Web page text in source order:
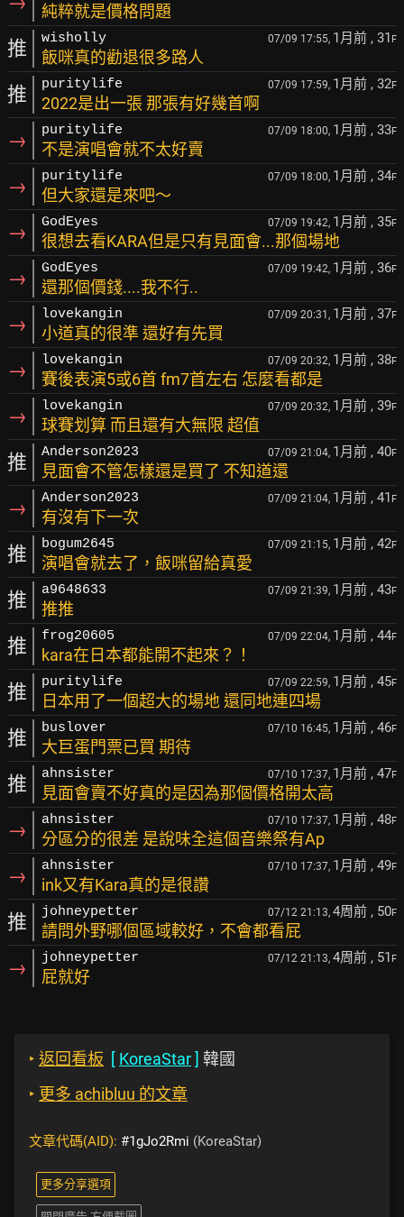
純粹就是價格問題
推 wisholly 07/09 17:55, 1月前 , 31 F
飯咪真的勸退很多路人
推 puritylife 07/09 17:59, 1月前 , 32F
2022是出一張 那張有好幾首啊
→ puritylife 07/09 18:00, 1月前 , 33F
不是演唱會就不太好賣
→ puritylife 07/09 18:00, 1月前 , 34F
但大家還是來吧～
→ GodEyes 07/09 19:42, 1月前 , 35F
很想去看KARA但是只有見面會...那個場地
→ GodEyes 07/09 19:42, 1月前 , 36F
還那個價錢....我不行..
→ lovekangin 07/09 20:31, 1月前 , 37F
小道真的很準 還好有先買
→ lovekangin 07/09 20:32, 1月前 , 38F
賽後表演5或6首 fm7首左右 怎麼看都是
→ lovekangin 07/09 20:32, 1月前 , 39F
球賽划算 而且還有大無限 超值
推 Anderson2023 07/09 21:04, 1月前 , 40F
見面會不管怎樣還是買了 不知道還
→ Anderson2023 07/09 21:04, 1月前 , 41 F
有沒有下一次
推 bogum2645 07/09 21:15, 1月前 , 42F
演唱會就去了，飯咪留給真愛
推 a9648633 07/09 21:39, 1月前 , 43F
推推
推 frog20605 07/09 22:04, 1月前 , 44F
kara在日本都能開不起來？！
推 puritylife 07/09 22:59, 1月前 , 45F
日本用了一個超大的場地 還同地連四場
推 buslover 07/10 16:45, 1月前 , 46F
大巨蛋門票已買 期待
推 ahnsister 07/10 17:37, 1月前 , 47F
見面會賣不好真的是因為那個價格開太高
→ ahnsister 07/10 17:37, 1月前 , 48F
分區分的很差 是說味全這個音樂祭有Ap
→ ahnsister 07/10 17:37, 1月前 , 49F
ink又有Kara真的是很讚
推 johneypetter 07/12 21:13, 4周前 , 50F
請問外野哪個區域較好，不會都看屁
→ johneypetter 07/12 21:13, 4周前 , 51 F
屁就好
‣ 返回看板 [ KoreaStar] 韓國
‣ 更多 achibluu 的文章
文章代碼(AID): #1gJo2Rmi (KoreaStar)
更多分享選項